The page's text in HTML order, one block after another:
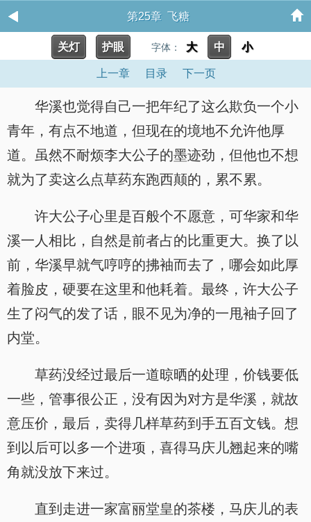
第25章 飞糖
关灯 护眼 字体： 大 中 小
上一章 目录 下一页
华溪也觉得自己一把年纪了这么欺负一个小
青年，有点不地道，但现在的境地不允许他厚
道。虽然不耐烦李大公子的墨迹劲，但他也不想
就为了卖这么点草药东跑西颠的，累不累。
许大公子心里是百般个不愿意，可华家和华
溪一人相比，自然是前者占的比重更大。换了以
前，华溪早就气哼哼的拂袖而去了，哪会如此厚
着脸皮，硬要在这里和他耗着。最终，许大公子
生了闷气的发了话，眼不见为净的一甩袖子回了
内堂。
草药没经过最后一道晾晒的处理，价钱要低
一些，管事很公正，没有因为对方是华溪，就故
意压价，最后，卖得几样草药到手五百文钱。想
到以后可以多一个进项，喜得马庆儿翘起来的嘴
角就没放下来过。
直到走进一家富丽堂皇的茶楼，马庆儿的表